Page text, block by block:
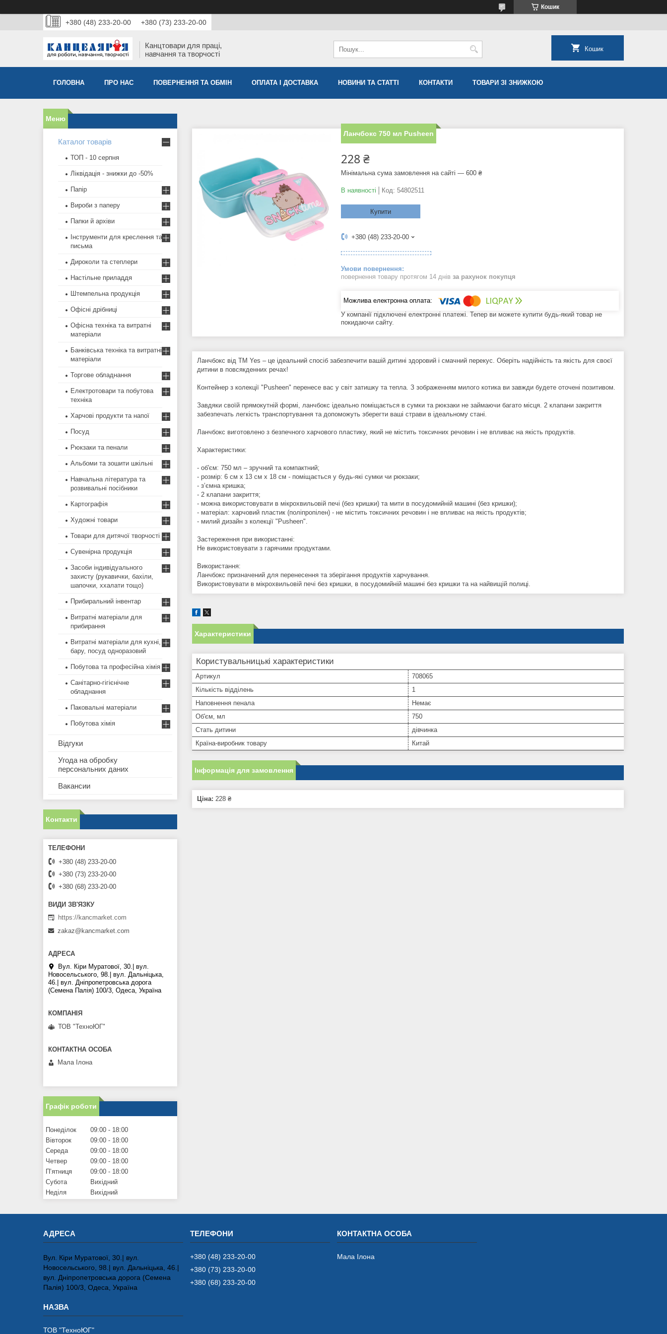
Кошик
+380 (48) 233-20-00 +380 (73) 233-20-00
Канцтовари для працi,
навчання та творчостi
Кошик
ГОЛОВНА ПРО НАС ПОВЕРНЕННЯ ТА ОБМIН ОПЛАТА І ДОСТАВКА НОВИНИ ТА СТАТТІ КОНТАКТИ ТОВАРИ ЗІ ЗНИЖКОЮ
Ланчбокс 750 мл Pusheen
228 ₴
Мінімальна сума замовлення на сайті — 600 ₴
В наявності Код: 54802511
Купити
+380 (48) 233-20-00
повернення товару протягом 14 днів за рахунок покупця
У компанії підключені електронні платежі. Тепер ви можете купити будь-який товар не
покидаючи сайту.
Ланчбокс від ТМ Yes – це ідеальний спосіб забезпечити вашій дитині здоровий і смачний перекус. Оберіть надійність та якість для своєї
дитини в повсякденних речах!
Контейнер з колекції "Pusheen" перенесе вас у світ затишку та тепла. З зображенням милого котика ви завжди будете оточені позитивом.
Завдяки своїй прямокутній формі, ланчбокс ідеально поміщається в сумки та рюкзаки не займаючи багато місця. 2 клапани закриття
забезпечать легкість транспортування та допоможуть зберегти ваші страви в ідеальному стані.
Ланчбокс виготовлено з безпечного харчового пластику, який не містить токсичних речовин і не впливає на якість продуктів.
Характеристики:
- об'єм: 750 мл – зручний та компактний;
- розмір: 6 см х 13 см х 18 см - поміщається у будь-які сумки чи рюкзаки;
- з’ємна кришка;
- 2 клапани закриття;
- можна використовувати в мікрохвильовій печі (без кришки) та мити в посудомийній машині (без кришки);
- матеріал: харчовий пластик (поліпропілен) - не містить токсичних речовин і не впливає на якість продуктів;
- милий дизайн з колекції "Pusheen".
Застереження при використанні:
Не використовувати з гарячими продуктами.
Використання:
Ланчбокс призначений для перенесення та зберігання продуктів харчування.
Використовувати в мікрохвильовій печі без кришки, в посудомийній машині без кришки та на найвищій полиці.
Характеристики
Користувальницькі характеристики
Артикул
708065
Кількість відділень
1
Наповнення пенала
Немає
Об'єм, мл
750
Стать дитини
дівчинка
Країна-виробник товару
Китай
Інформація для замовлення
Ціна: 228 ₴
Каталог товарів
ТОП - 10 серпня
Ліквідація - знижки до -50%
Папір
Вироби з паперу
Папки й архіви
Інструменти для креслення та
письма
Дироколи та степлери
Настільне приладдя
Штемпельна продукція
Офісні дрібниці
Офісна техніка та витратні
матеріали
Банківська техніка та витратні
матеріали
Торгове обладнання
Електротовари та побутова
техніка
Харчові продукти та напої
Посуд
Рюкзаки та пенали
Альбоми та зошити шкільні
Навчальна література та
розвивальні посібники
Картографія
Художні товари
Товари для дитячої творчості
Сувенірна продукція
Засоби індивідуального
захисту (рукавички, бахіли,
шапочки, ххалати тощо)
Прибиральний інвентар
Витратні матеріали для
прибирання
Витратні матеріали для кухні,
бару, посуд одноразовий
Побутова та професійна хімія
Санітарно-гігієнічне
обладнання
Паковальні матеріали
Побутова хімія
Відгуки
Угода на обробку
персональних даних
Вакансии
Контакти
+380 (48) 233-20-00
+380 (73) 233-20-00
+380 (68) 233-20-00
https://kancmarket.com
zakaz@kancmarket.com
Вул. Кіри Муратової, 30.| вул.
Новосельського, 98.| вул. Дальніцька,
46.| вул. Дніпропетровська дорога
(Семена Палія) 100/3, Одеса, Україна
ТОВ "ТехноЮГ"
Мала Iлона
Графік роботи
Понеділок 09:00
18:00
Вівторок
09:00
18:00
Середа
09:00
18:00
Четвер
09:00
18:00
Пʼятниця
09:00
18:00
Субота
Вихідний
Неділя
Вихідний
Вул. Кіри Муратової, 30.| вул.
Новосельського, 98.| вул. Дальніцька, 46.|
вул. Дніпропетровська дорога (Семена
Палія) 100/3, Одеса, Україна
ТОВ "ТехноЮГ"
+380 (48) 233-20-00
+380 (73) 233-20-00
+380 (68) 233-20-00
Мала Iлона